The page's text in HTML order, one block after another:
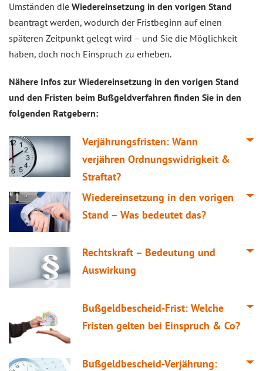
Umständen die Wiedereinsetzung in den vorigen Stand
beantragt werden, wodurch der Fristbeginn auf einen
späteren Zeitpunkt gelegt wird – und Sie die Möglichkeit
haben, doch noch Einspruch zu erheben.
Nähere Infos zur Wiedereinsetzung in den vorigen Stand
und den Fristen beim Bußgeldverfahren finden Sie in den
folgenden Ratgebern:
Verjährungsfristen: Wann
verjähren Ordnungswidrigkeit &
Straftat?
Wiedereinsetzung in den vorigen
Stand – Was bedeutet das?
Rechtskraft – Bedeutung und
Auswirkung
Bußgeldbescheid-Frist: Welche
Fristen gelten bei Einspruch & Co?
Bußgeldbescheid-Verjährung: